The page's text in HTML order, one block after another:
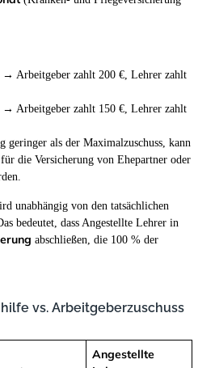
Arbeitgeber zahlt 200 €, Lehrer zahlt
Arbeitgeber zahlt 150 €, Lehrer zahlt
geringer als der Maximalzuschuss, kann
die Versicherung von Ehepartner oder
unabhängig von den tatsächlichen
bedeutet, dass Angestellte Lehrer in
abschließen, die 100 % der
vs. Arbeitgeberzuschuss
Angestellte